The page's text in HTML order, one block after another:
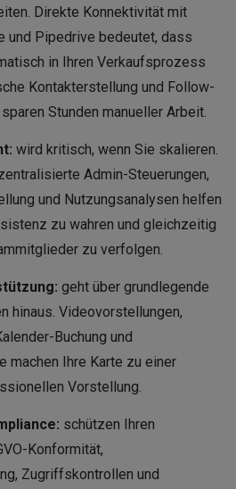
Direkte Konnektivität mit
und Pipedrive bedeutet, dass
in Ihren Verkaufsprozess
Kontakterstellung und Follow-
Stunden manueller Arbeit.
wird kritisch, wenn Sie skalieren.
Admin-Steuerungen,
und Nutzungsanalysen helfen
zu wahren und gleichzeitig
zu verfolgen.
geht über grundlegende
hinaus. Videovorstellungen,
Buchung und
machen Ihre Karte zu einer
Vorstellung.
schützen Ihren
Konformität,
Zugriffskontrollen und